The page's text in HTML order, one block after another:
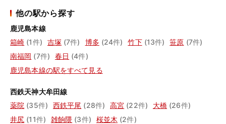
他の駅から探す
鹿児島本線
箱崎 (1件) 吉塚 (7件) 博多 (24件) 竹下 (13件) 笹原 (7件)
南福岡 (7件) 春日 (4件)
鹿児島本線の駅をすべて見る
西鉄天神大牟田線
薬院 (35件) 西鉄平尾 (28件) 高宮 (22件) 大橋 (26件)
井尻 (11件) 雑餉隈 (3件) 桜並木 (2件)